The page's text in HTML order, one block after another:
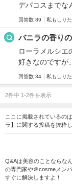
デパコスまでな
回答数 89 私もしり
バニラの香り
ローラメルシ
好きなのですが
回答数 34 私もしり
2件中 1-2件を表示
ここに掲載されているの
ラ】に関する投稿を抜粋
Q&Aは美容のことならな
の専門家や＠cosmeメン
すぐに解決しますよ！